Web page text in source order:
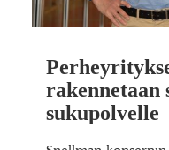
rakennetaan
sukupolvelle